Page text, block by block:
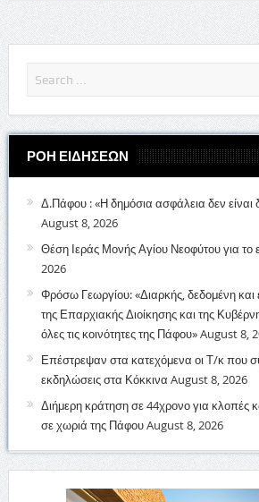
ΡΟΗ ΕΙΔΗΣΕΩΝ
Δ.Πάφου : «Η δημόσια ασφάλεια δεν είναι
August 8, 2026
Θέση Ιεράς Μονής Αγίου Νεοφύτου για το
2026
Φρόσω Γεωργίου: «Διαρκής, δεδομένη και
της Επαρχιακής Διοίκησης και της
όλες τις κοινότητες της Πάφου»August 8,
Επέστρεψαν στα κατεχόμενα οι Τ/κ που
εκδηλώσεις στα Κόκκινα August 8, 2026
Διήμερη κράτηση σε 44χρονο για κλοπές
σε χωριά της ΠάφουAugust 8, 2026